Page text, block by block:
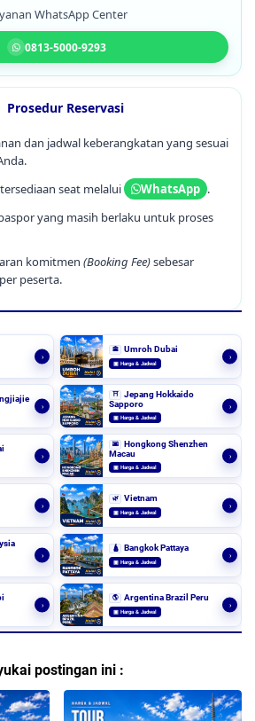
WhatsApp Center
0813-5000-9293
Prosedur Reservasi
dan jadwal keberangkatan yang sesuai
seat melalui
WhatsApp .
yang masih berlaku untuk proses
komitmen (Booking Fee)sebesar
per peserta.
›
🕋 Umroh Dubai
▣ Harga & Jadwal
›
›
⛩️
Jepang Hokkaido
Sapporo
▣ Harga & Jadwal
›
›
🌆
Hongkong Shenzhen
Macau
▣ Harga & Jadwal
›
›
🌿 Vietnam
▣ Harga & Jadwal
›
›
🛕 Bangkok Pattaya
▣ Harga & Jadwal
›
›
🌎 Argentina Brazil Peru
▣ Harga & Jadwal
›
postingan ini :